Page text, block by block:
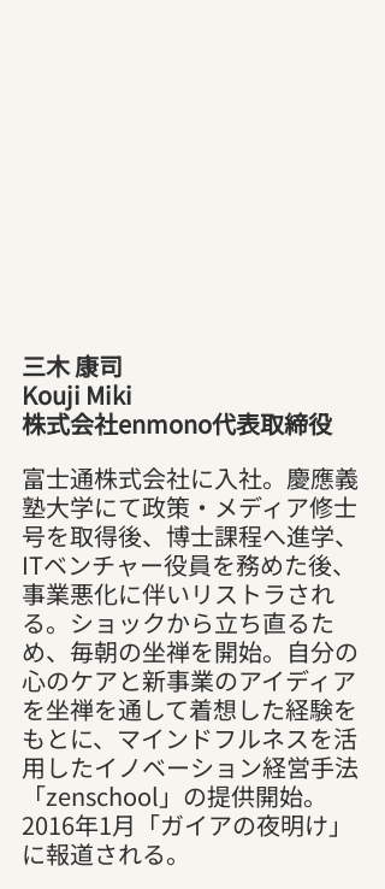
三木 康司
Kouji Miki
株式会社enmono代表取締役
富士通株式会社に入社。慶應義
塾大学にて政策・メディア修士
号を取得後、博士課程へ進学、
ITベンチャー役員を務めた後、
事業悪化に伴いリストラされ
る。ショックから立ち直るた
め、毎朝の坐禅を開始。自分の
心のケアと新事業のアイディア
を坐禅を通して着想した経験を
もとに、マインドフルネスを活
用したイノベーション経営手法
「zenschool」の提供開始。
2016年1月「ガイアの夜明け」
に報道される。